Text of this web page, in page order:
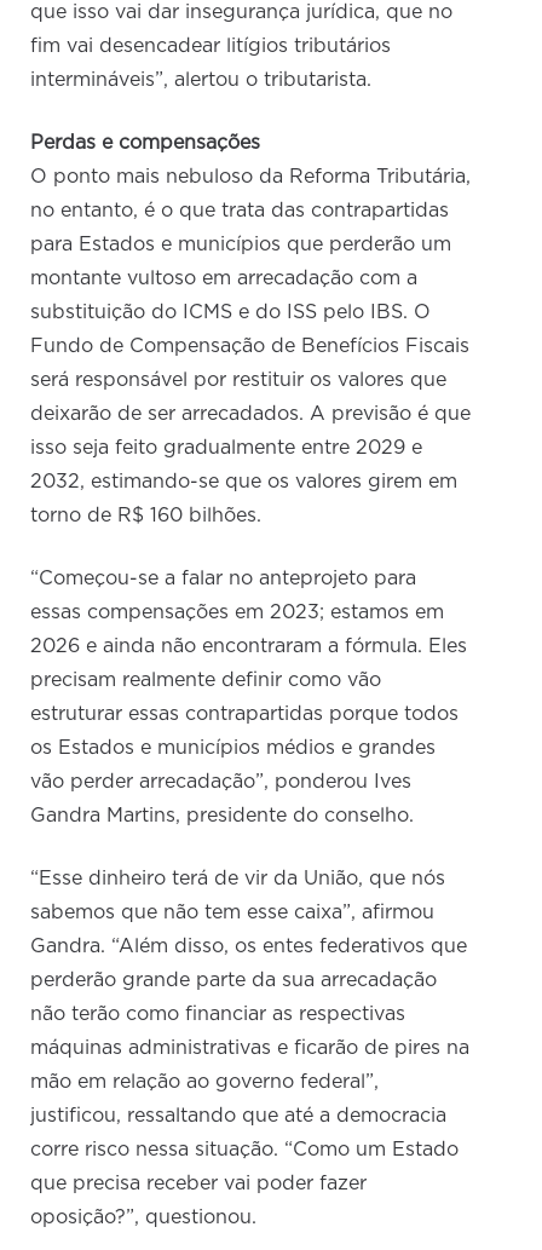
que isso vai dar insegurança jurídica, que no
fim vai desencadear litígios tributários
intermináveis”, alertou o tributarista.
Perdas e compensações
O ponto mais nebuloso da Reforma Tributária,
no entanto, é o que trata das contrapartidas
para Estados e municípios que perderão um
montante vultoso em arrecadação com a
substituição do ICMS e do ISS pelo IBS. O
Fundo de Compensação de Benefícios Fiscais
será responsável por restituir os valores que
deixarão de ser arrecadados. A previsão é que
isso seja feito gradualmente entre 2029 e
2032, estimando-se que os valores girem em
torno de R$ 160 bilhões.
“Começou-se a falar no anteprojeto para
essas compensações em 2023; estamos em
2026 e ainda não encontraram a fórmula. Eles
precisam realmente definir como vão
estruturar essas contrapartidas porque todos
os Estados e municípios médios e grandes
vão perder arrecadação”, ponderou Ives
Gandra Martins, presidente do conselho.
“Esse dinheiro terá de vir da União, que nós
sabemos que não tem esse caixa”, afirmou
Gandra. “Além disso, os entes federativos que
perderão grande parte da sua arrecadação
não terão como financiar as respectivas
máquinas administrativas e ficarão de pires na
mão em relação ao governo federal”,
justificou, ressaltando que até a democracia
corre risco nessa situação. “Como um Estado
que precisa receber vai poder fazer
oposição?”, questionou.